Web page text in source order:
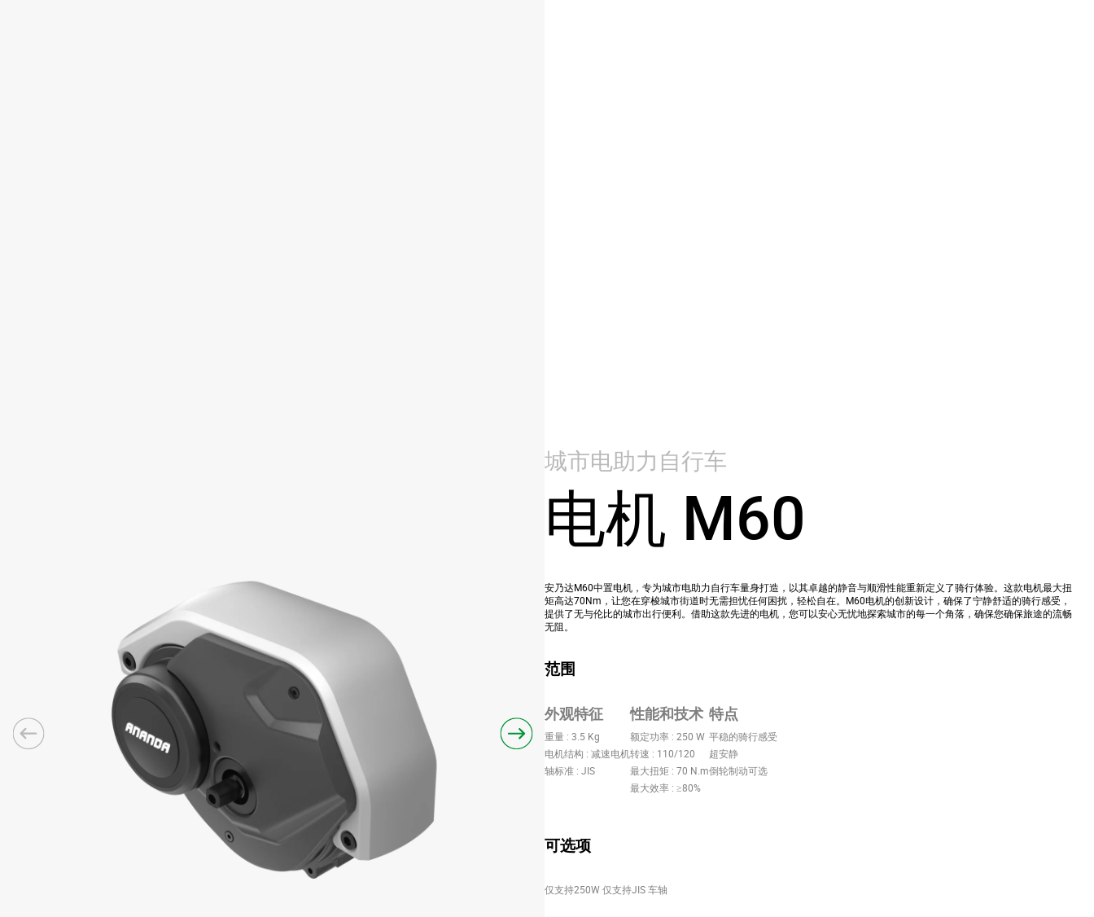
城市电助力自行车
电机 M60
安乃达M60中置电机，专为城市电助力自行车量身打造，以其卓越的静音与顺滑性能重新定义了骑行体验。这款电机最大扭
矩高达70Nm，让您在穿梭城市街道时无需担忧任何困扰，轻松自在。M60电机的创新设计，确保了宁静舒适的骑行感受，
提供了无与伦比的城市出行便利。借助这款先进的电机，您可以安心无忧地探索城市的每一个角落，确保您确保旅途的流畅
无阻。
范围
外观特征
重量 : 3.5 Kg
电机结构 : 减速电机
轴标准 : JIS
性能和技术
额定功率 : 250 W
转速 : 110/120
最大扭矩 : 70 N.m
最大效率 : ≥80%
特点
平稳的骑行感受
超安静
倒轮制动可选
可选项
仅支持250W 仅支持JIS 车轴